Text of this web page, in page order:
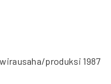
produksi 1987